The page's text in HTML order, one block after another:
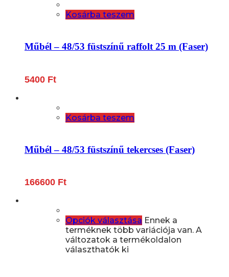
Kosárba teszem
Műbél – 48/53 füstszínű raffolt 25 m (Faser)
5400 Ft
Kosárba teszem
Műbél – 48/53 füstszínű tekercses (Faser)
166600 Ft
Opciók választása Ennek a
terméknek több variációja van. A
változatok a termékoldalon
választhatók ki